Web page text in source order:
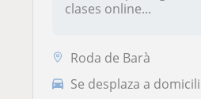
clases online...
Roda de Barà
Se desplaza a